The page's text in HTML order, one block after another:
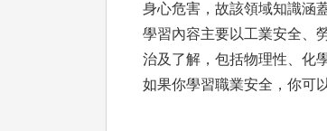
身心危害，故該領域知識涵
學習內容主要以工業安全、
治及了解，包括物理性、化
如果你學習職業安全，你可